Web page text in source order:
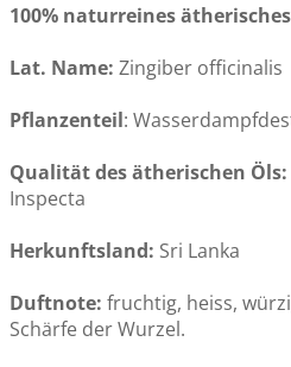
100% naturreines
Lat. Name: Zingiber officinalis
Pflanzenteil:
Qualität des ätherischen Öls:
Inspecta
Herkunftsland: Sri Lanka
Duftnote: fruchtig, heiss,
Schärfe der Wurzel.